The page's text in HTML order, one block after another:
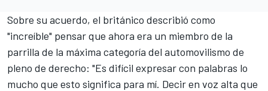
Sobre su acuerdo, el británico describió como
"increíble" pensar que ahora era un miembro de la
parrilla de la máxima categoría del automovilismo de
pleno de derecho: "Es difícil expresar con palabras lo
mucho que esto significa para mí. Decir en voz alta que